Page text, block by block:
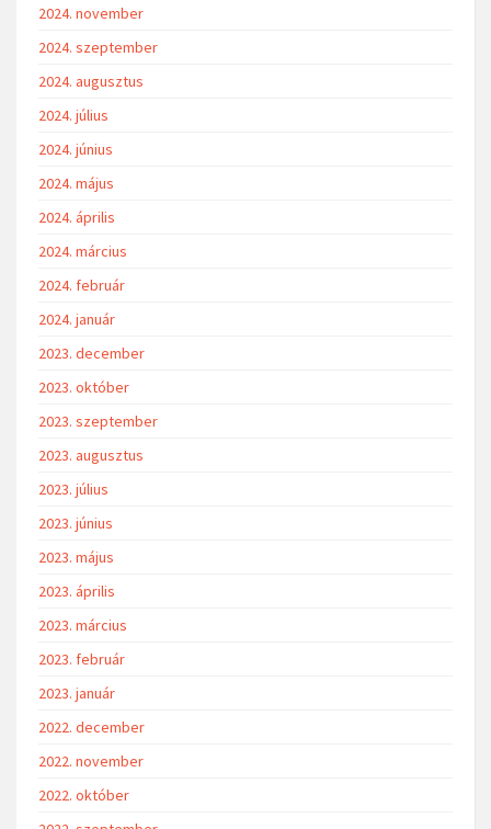
2024. november
2024. szeptember
2024. augusztus
2024. július
2024. június
2024. május
2024. április
2024. március
2024. február
2024. január
2023. december
2023. október
2023. szeptember
2023. augusztus
2023. július
2023. június
2023. május
2023. április
2023. március
2023. február
2023. január
2022. december
2022. november
2022. október